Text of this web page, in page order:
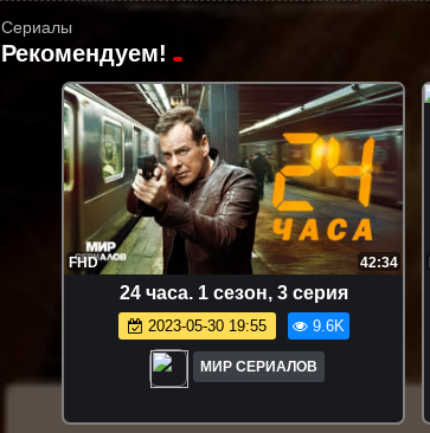
Сериалы
Рекомендуем!
FHD 42:34
24 часа. 1 сезон, 3 серия
2023-05-30 19:55 9.6K
МИР СЕРИАЛОВ